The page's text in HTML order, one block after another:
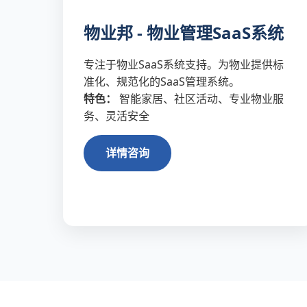
物业邦 - 物业管理SaaS系统
专注于物业SaaS系统支持。为物业提供标
准化、规范化的SaaS管理系统。
特色：
智能家居、社区活动、专业物业服
务、灵活安全
详情咨询